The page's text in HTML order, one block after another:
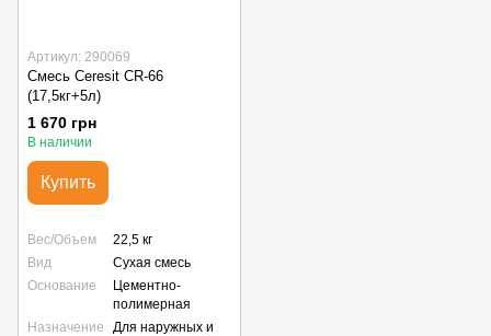
Артикул: 290069
Смесь Ceresit СR-66
(17,5кг+5л)
1 670 грн
В наличии
Купить
Вес/Объем
22,5 кг
Вид
Сухая смесь
Основание
Цементно-
полимерная
Назначение
Для наружных и